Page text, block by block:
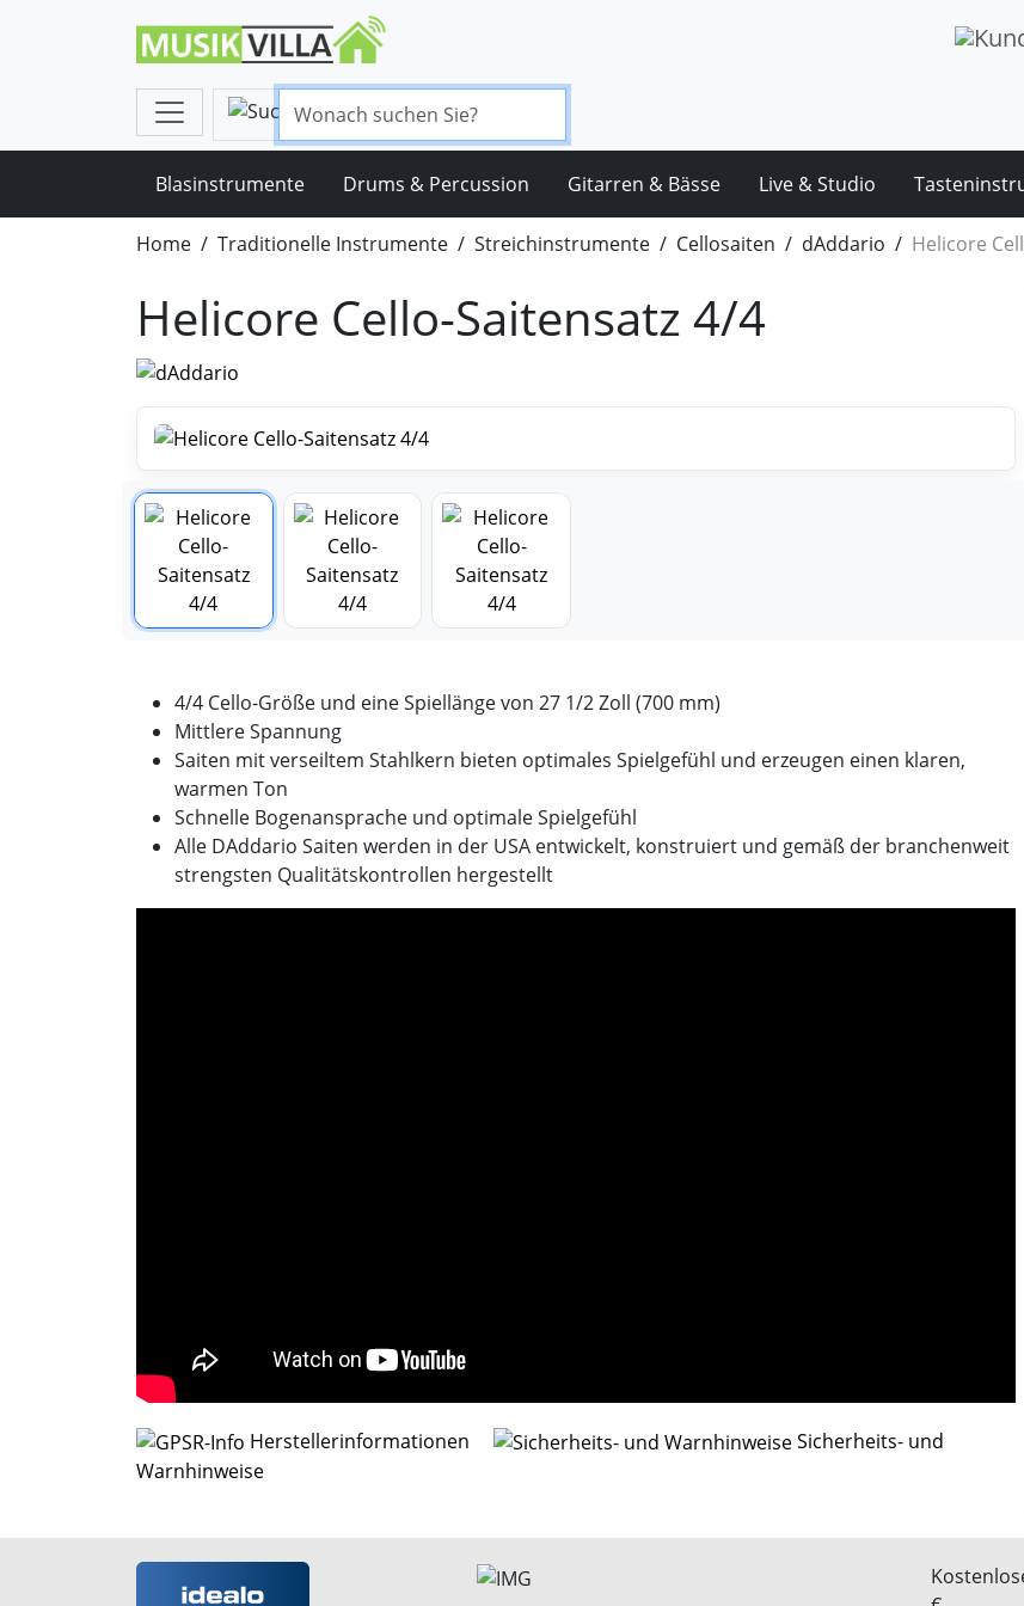
Blasinstrumente Drums & Percussion Gitarren & Bässe Live & Studio
Home Traditionelle Instrumente Streichinstrumente Cellosaiten dAddario Helicore
Helicore Cello-Saitensatz 4/4
4/4 Cello-Größe und eine Spiellänge von 27 1/2 Zoll (700 mm)
Mittlere Spannung
Saiten mit verseiltem Stahlkern bieten optimales Spielgefühl und erzeugen einen klaren,
warmen Ton
Schnelle Bogenansprache und optimale Spielgefühl
Alle DAddario Saiten werden in der USA entwickelt, konstruiert und gemäß der branchenweit
strengsten Qualitätskontrollen hergestellt
Herstellerinformationen
Sicherheits- und
Warnhinweise